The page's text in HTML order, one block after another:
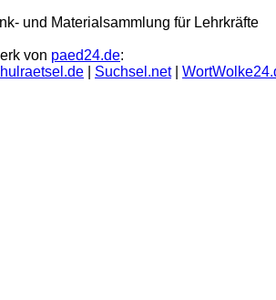
und Materialsammlung für Lehrkräfte
von paed24.de:
Suchsel.net|